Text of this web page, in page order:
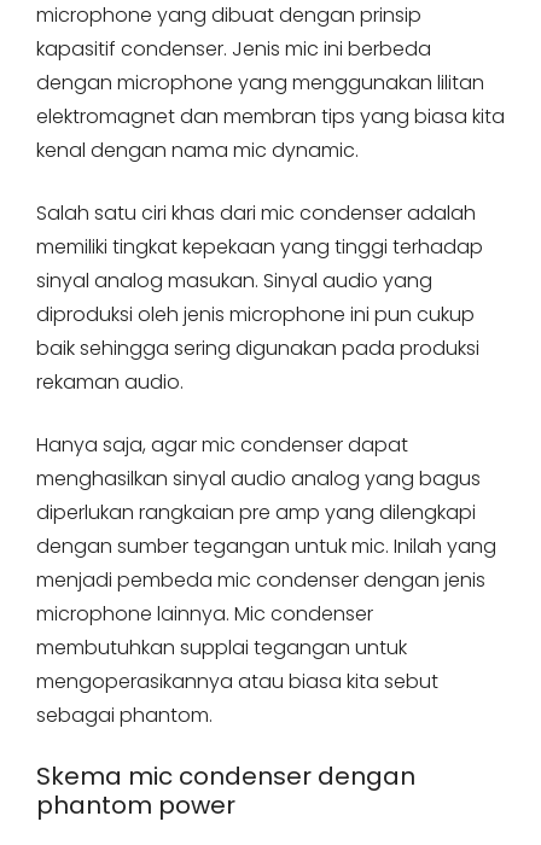
microphone yang dibuat dengan prinsip
kapasitif condenser. Jenis mic ini berbeda
dengan microphone yang menggunakan lilitan
elektromagnet dan membran tips yang biasa kita
kenal dengan nama mic dynamic.
Salah satu ciri khas dari mic condenser adalah
memiliki tingkat kepekaan yang tinggi terhadap
sinyal analog masukan. Sinyal audio yang
diproduksi oleh jenis microphone ini pun cukup
baik sehingga sering digunakan pada produksi
rekaman audio.
Hanya saja, agar mic condenser dapat
menghasilkan sinyal audio analog yang bagus
diperlukan rangkaian pre amp yang dilengkapi
dengan sumber tegangan untuk mic. Inilah yang
menjadi pembeda mic condenser dengan jenis
microphone lainnya. Mic condenser
membutuhkan supplai tegangan untuk
mengoperasikannya atau biasa kita sebut
sebagai phantom.
Skema mic condenser dengan
phantom power